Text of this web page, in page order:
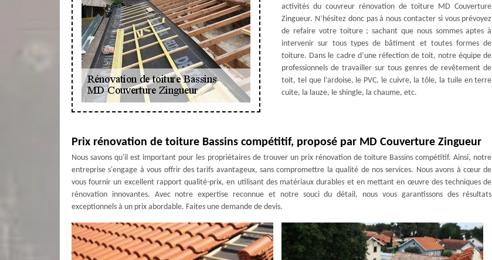
activités du couvreur rénovation de toiture MD Couverture
Zingueur. N’hésitez donc pas à nous contacter si vous prévoyez
de refaire votre toiture ; sachant que nous sommes aptes à
intervenir sur tous types de bâtiment et toutes formes de
toiture. Dans le cadre d’une réfection de toit, notre équipe de
professionnels de travailler sur tous genres de revêtement de
toit, tel que l’ardoise, le PVC, le cuivre, la tôle, la tuile en terre
cuite, la lauze, le shingle, la chaume, etc.
Prix rénovation de toiture Bassins compétitif, proposé par MD Couverture Zingueur
Nous savons qu'il est important pour les propriétaires de trouver un prix rénovation de toiture Bassins compétitif. Ainsi, notre
entreprise s'engage à vous offrir des tarifs avantageux, sans compromettre la qualité de nos services. Nous avons à cœur de
vous fournir un excellent rapport qualité-prix, en utilisant des matériaux durables et en mettant en œuvre des techniques de
rénovation innovantes. Avec notre expertise reconnue et notre souci du détail, nous vous garantissons des résultats
exceptionnels à un prix abordable. Faites une demande de devis.